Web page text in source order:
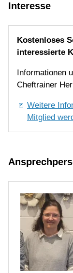
Interesse
Kostenloses
interessierte
Informationen
Cheftrainer
Weitere
Mitglied